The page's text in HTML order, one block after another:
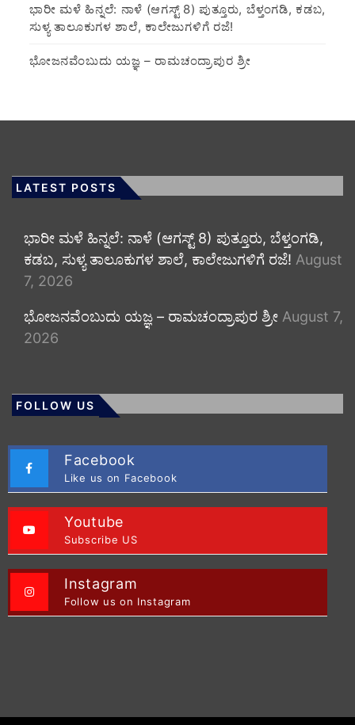
​ಭಾರೀ ಮಳೆ ಹಿನ್ನಲೆ: ನಾಳೆ (ಆಗಸ್ಟ್ 8) ಪುತ್ತೂರು, ಬೆಳ್ತಂಗಡಿ, ಕಡಬ,
ಸುಳ್ಯ ತಾಲೂಕುಗಳ ಶಾಲೆ, ಕಾಲೇಜುಗಳಿಗೆ ರಜೆ!
ಭೋಜನವೆಂಬುದು ಯಜ್ಞ – ರಾಮಚಂದ್ರಾಪುರ ಶ್ರೀ
LATEST POSTS
​ಭಾರೀ ಮಳೆ ಹಿನ್ನಲೆ: ನಾಳೆ (ಆಗಸ್ಟ್ 8) ಪುತ್ತೂರು, ಬೆಳ್ತಂಗಡಿ,
ಕಡಬ, ಸುಳ್ಯ ತಾಲೂಕುಗಳ ಶಾಲೆ, ಕಾಲೇಜುಗಳಿಗೆ ರಜೆ! August
7, 2026
ಭೋಜನವೆಂಬುದು ಯಜ್ಞ – ರಾಮಚಂದ್ರಾಪುರ ಶ್ರೀ August 7,
2026
FOLLOW US
Facebook
Like us on Facebook
Youtube
Subscribe US
Instagram
Follow us on Instagram